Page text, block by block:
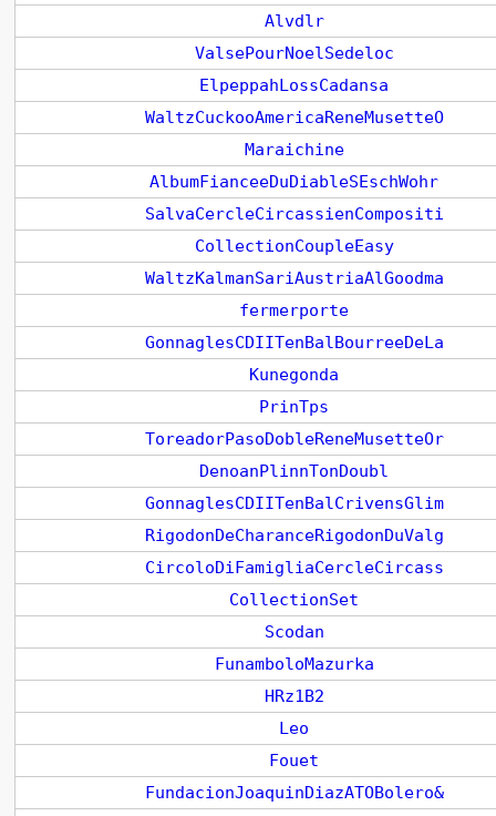
Alvdlr
ValsePourNoelSedeloc
ElpeppahLossCadansa
WaltzCuckooAmericaReneMusetteO
Maraichine
AlbumFianceeDuDiableSEschWohr
SalvaCercleCircassienCompositi
CollectionCoupleEasy
WaltzKalmanSariAustriaAlGoodma
fermerporte
GonnaglesCDIITenBalBourreeDeLa
Kunegonda
PrinTps
ToreadorPasoDobleReneMusetteOr
DenoanPlinnTonDoubl
GonnaglesCDIITenBalCrivensGlim
RigodonDeCharanceRigodonDuValg
CircoloDiFamigliaCercleCircass
CollectionSet
Scodan
FunamboloMazurka
HRz1B2
Leo
Fouet
FundacionJoaquinDiazATOBolero&